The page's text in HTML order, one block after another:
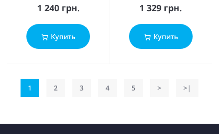
1 240 грн.
Купить
1 329 грн.
Купить
1 2 3 4 5 > >|